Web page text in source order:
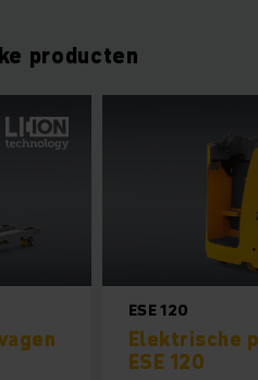
producten
palletwagen